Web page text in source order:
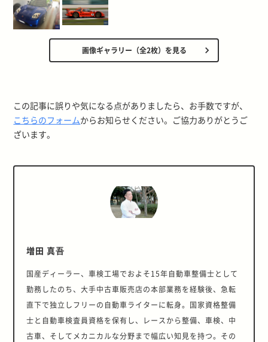
画像ギャラリー（全2枚）を見る
この記事に誤りや気になる点がありましたら、お手数ですが、
こちらのフォームからお知らせください。ご協力ありがとうご
ざいます。
増田 真吾
国産ディーラー、車検工場でおよそ15年自動車整備士として
勤務したのち、大手中古車販売店の本部業務を経験後、急転
直下で独立しフリーの自動車ライターに転身。国家資格整備
士と自動車検査員資格を保有し、レースから整備、車検、中
古車、そしてメカニカルな分野まで幅広い知見を持つ。その